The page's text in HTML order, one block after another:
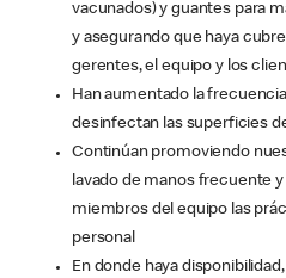
vacunados) y guantes para
y asegurando que haya
gerentes, el equipo y los
Han aumentado la
desinfectan las superficies
Continúan promoviendo
lavado de manos frecuente
miembros del equipo las
personal
En donde haya